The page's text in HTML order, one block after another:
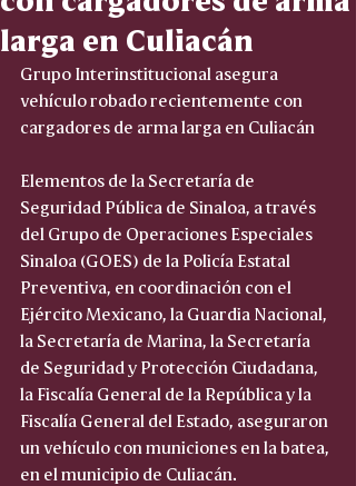
larga en Culiacán
Grupo Interinstitucional asegura
vehículo robado recientemente con
cargadores de arma larga en Culiacán
Elementos de la Secretaría de
Seguridad Pública de Sinaloa, a través
del Grupo de Operaciones Especiales
Sinaloa (GOES) de la Policía Estatal
Preventiva, en coordinación con el
Ejército Mexicano, la Guardia Nacional,
la Secretaría de Marina, la Secretaría
de Seguridad y Protección Ciudadana,
la Fiscalía General de la República y la
Fiscalía General del Estado, aseguraron
un vehículo con municiones en la batea,
en el municipio de Culiacán.